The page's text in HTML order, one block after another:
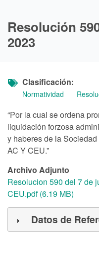
Resolución
2023
Clasificación
Normatividad
“Por la cual se ordena
liquidación forzosa
y haberes de la
AC Y CEU.”
Archivo Adjunto
Resolucion 590 del 7 de
CEU.pdf (6.19 MB)
Datos de